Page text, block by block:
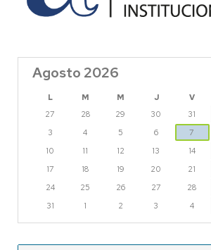
Agosto 2026
L M M J V
27
28 29 30 31
3
4 5 6 7
10
11 12 13 14
17
18 19 20 21
24
25 26 27 28
31
1 2 3 4